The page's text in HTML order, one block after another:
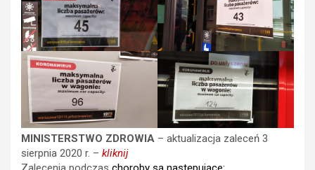
MINISTERSTWO ZDROWIA – aktualizacja zaleceń 3
sierpnia 2020 r. – kliknij